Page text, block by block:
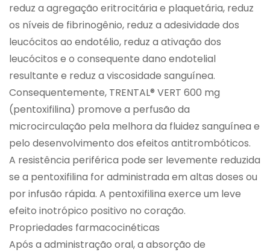
reduz a agregação eritrocitária e plaquetária, reduz
os níveis de fibrinogênio, reduz a adesividade dos
leucócitos ao endotélio, reduz a ativação dos
leucócitos e o consequente dano endotelial
resultante e reduz a viscosidade sanguínea.
Consequentemente, TRENTAL® VERT 600 mg
(pentoxifilina) promove a perfusão da
microcirculação pela melhora da fluidez sanguínea e
pelo desenvolvimento dos efeitos antitrombóticos.
A resistência periférica pode ser levemente reduzida
se a pentoxifilina for administrada em altas doses ou
por infusão rápida. A pentoxifilina exerce um leve
efeito inotrópico positivo no coração.
Propriedades farmacocinéticas
Após a administração oral, a absorção de